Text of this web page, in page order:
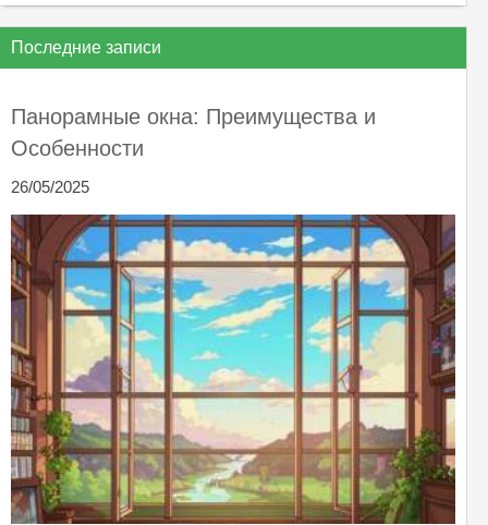
Последние записи
Панорамные окна: Преимущества и
Особенности
26/05/2025